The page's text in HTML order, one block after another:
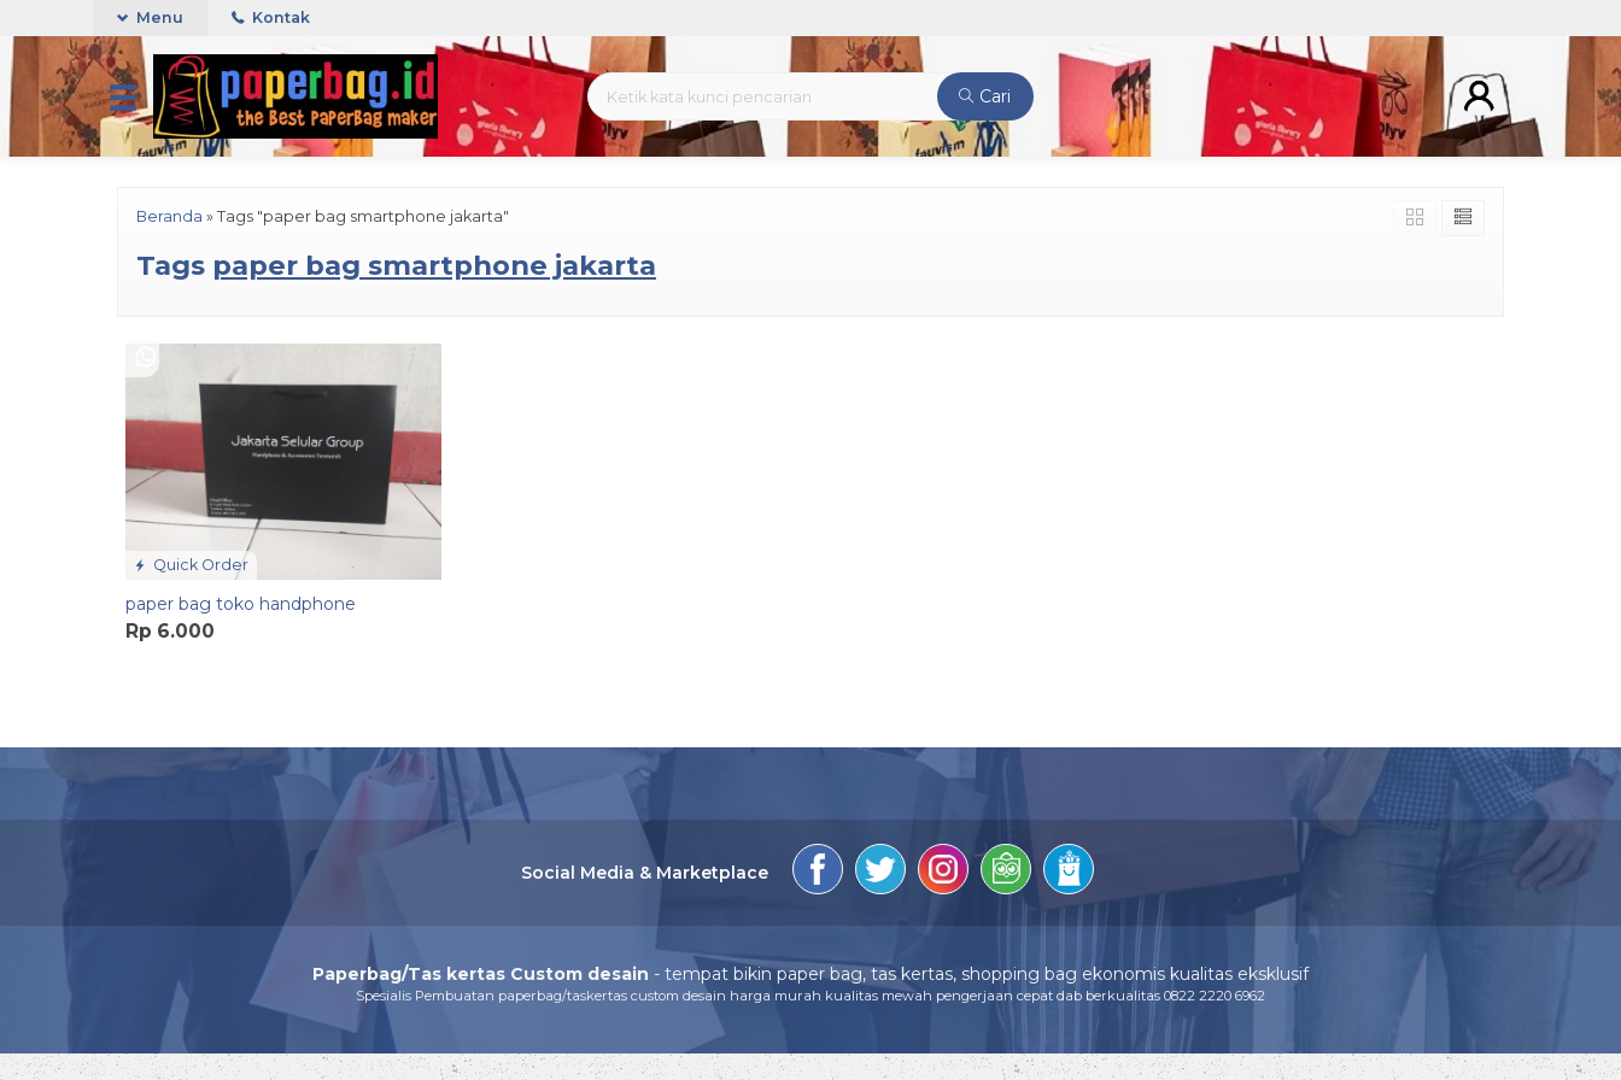
Menu Kontak
Cari
Beranda » Tags "paper bag smartphone jakarta"
Tags paper bag smartphone jakarta
Quick Order
paper bag toko handphone
Rp 6.000
Social Media & Marketplace
Paperbag/Tas kertas Custom desain - tempat bikin paper bag, tas kertas, shopping bag ekonomis kualitas eksklusif
Spesialis Pembuatan paperbag/taskertas custom desain harga murah kualitas mewah pengerjaan cepat dab berkualitas 0822 2220 6962